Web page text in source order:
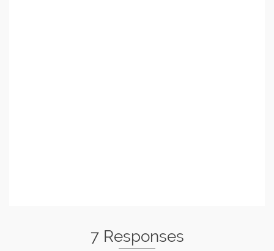
7 Responses